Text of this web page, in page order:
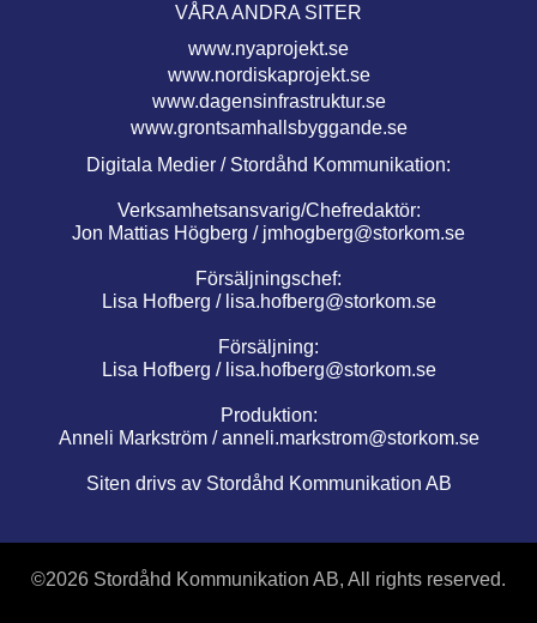
VÅRA ANDRA SITER
www.nyaprojekt.se
www.nordiskaprojekt.se
www.dagensinfrastruktur.se
www.grontsamhallsbyggande.se
Digitala Medier / Stordåhd Kommunikation:
Verksamhetsansvarig/Chefredaktör:
Jon Mattias Högberg / jmhogberg@storkom.se
Försäljningschef:
Lisa Hofberg / lisa.hofberg@storkom.se
Försäljning:
Lisa Hofberg / lisa.hofberg@storkom.se
Produktion:
Anneli Markström /anneli.markstrom@storkom.se
Siten drivs av Stordåhd Kommunikation AB
©2026 Stordåhd Kommunikation AB, All rights reserved.